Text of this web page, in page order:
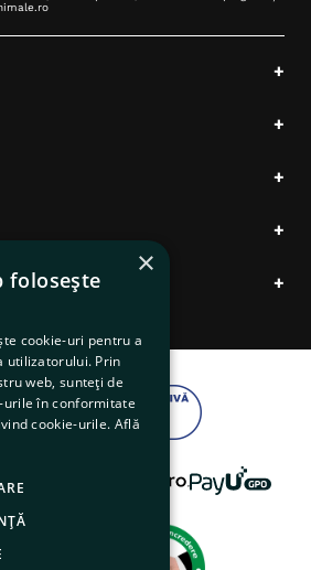
+
+
+
+
+
×
folosește
cookie-uri pentru a
utilizatorului. Prin
web, sunteți de
urile în conformitate
cookie-urile. Află